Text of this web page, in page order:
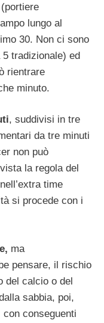
(portiere
lungo al
30. Non ci sono
tradizionale) ed
rientrare
minuto.
, suddivisi in tre
da tre minuti
non può
la regola del
time
si procede con i
ma
pensare, il rischio
del calcio o del
sabbia, poi,
conseguenti